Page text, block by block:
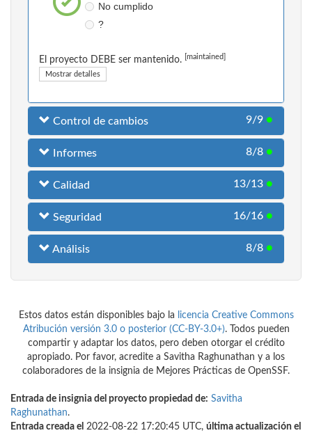
No cumplido
?
El proyecto DEBE ser mantenido. [maintained]
Mostrar detalles
Control de cambios 9/9 ●
Informes 8/8 ●
Calidad 13/13 ●
Seguridad 16/16 ●
Análisis 8/8 ●
Estos datos están disponibles bajo la
licencia Creative Commons
Atribución versión 3.0 o posterior (CC-BY-3.0+). Todos pueden
compartir y adaptar los datos, pero deben otorgar el crédito
apropiado. Por favor, acredite a Savitha Raghunathan y a los
colaboradores de la insignia de Mejores Prácticas de OpenSSF.
Entrada de insignia del proyecto propiedad de: Savitha
Raghunathan.
Entrada creada el 2022-08-22 17:20:45 UTC, última actualización el